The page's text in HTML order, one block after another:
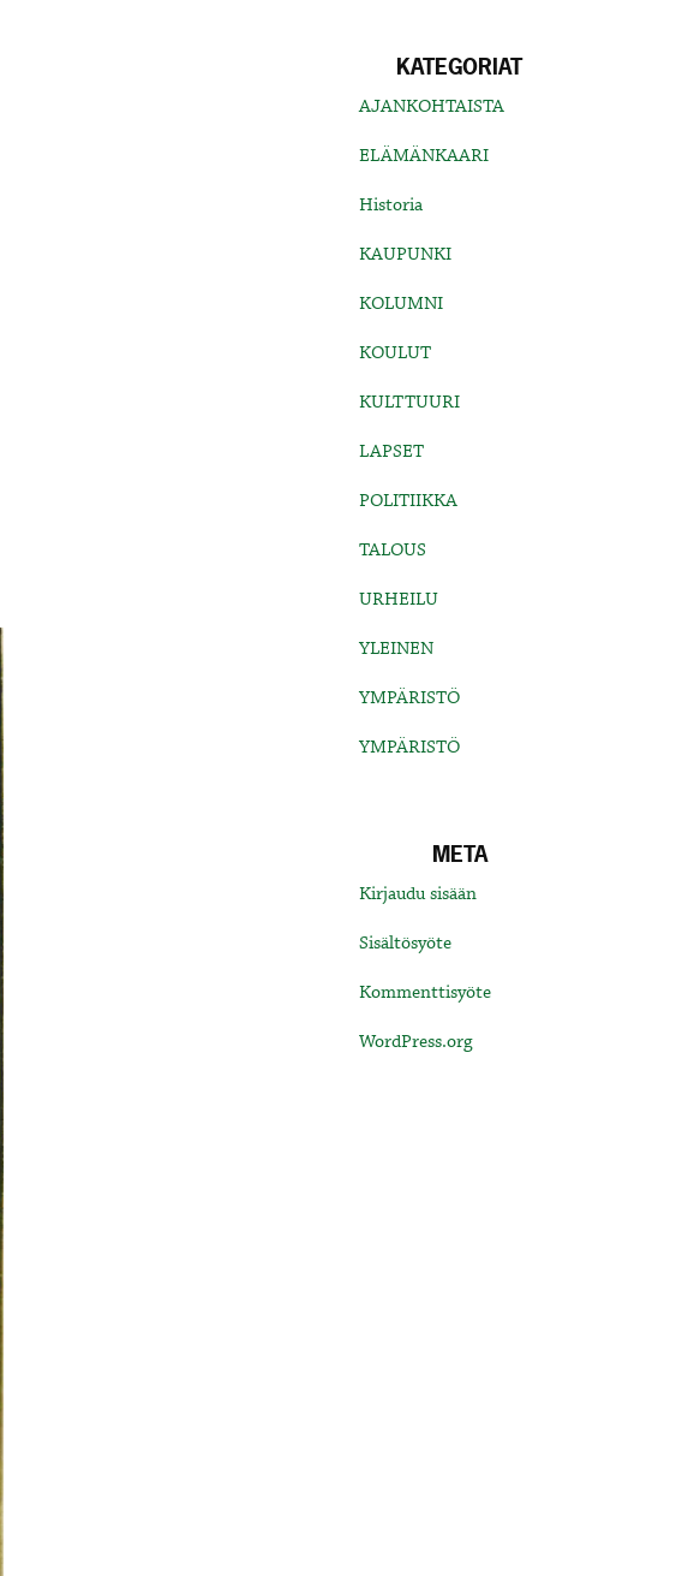
KATEGORIAT
AJANKOHTAISTA
ELÄMÄNKAARI
Historia
KAUPUNKI
KOLUMNI
KOULUT
KULTTUURI
LAPSET
POLITIIKKA
TALOUS
URHEILU
YLEINEN
YMPÄRISTÖ
YMPÄRISTÖ
META
Kirjaudu sisään
Sisältösyöte
Kommenttisyöte
WordPress.org